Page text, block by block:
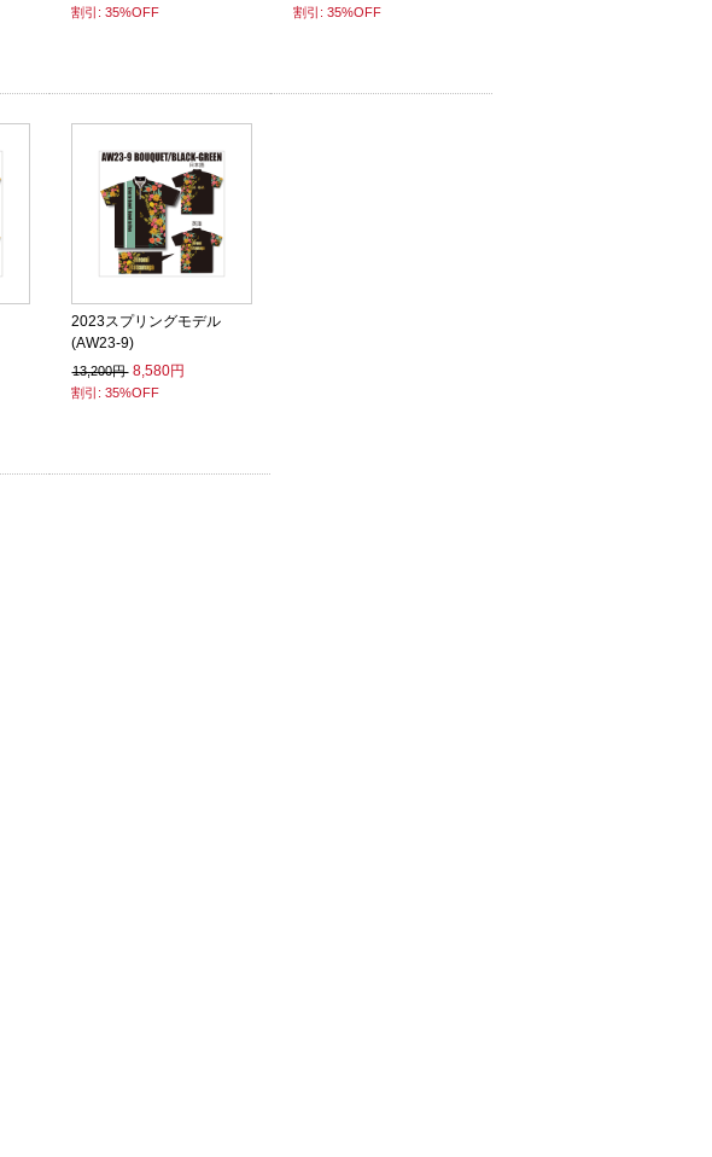
割引: 35%OFF 割引: 35%OFF
2023スプリングモデル
(AW23-9)
13,200円 8,580円
割引: 35%OFF